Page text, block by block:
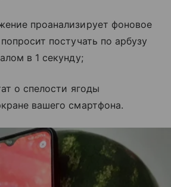
проанализирует фоновое
постучать по арбузу
в 1 секунду;
о спелости ягоды
вашего смартфона.